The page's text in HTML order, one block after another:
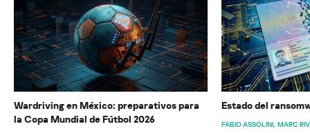
Wardriving en México: preparativos para
la Copa Mundial de Fútbol 2026
Estado del
FABIO ASSOLINI MARC